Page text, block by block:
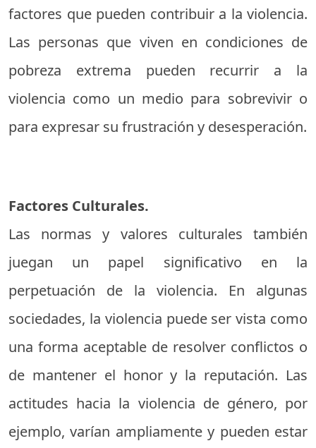
factores que pueden contribuir a la violencia.
Las personas que viven en condiciones de
pobreza extrema pueden recurrir a la
violencia como un medio para sobrevivir o
para expresar su frustración y desesperación.
Factores Culturales.
Las normas y valores culturales también
juegan un papel significativo en la
perpetuación de la violencia. En algunas
sociedades, la violencia puede ser vista como
una forma aceptable de resolver conflictos o
de mantener el honor y la reputación. Las
actitudes hacia la violencia de género, por
ejemplo, varían ampliamente y pueden estar